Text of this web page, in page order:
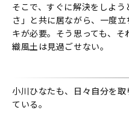
そこで、すぐに解決をしよ
さ」と共に居ながら、一度
キが必要。そう思っても、
織風土は見過ごせない。
小川ひなたも、日々自分を
ている。